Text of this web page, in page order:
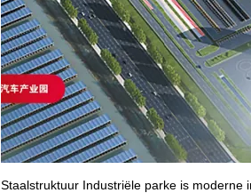
Staalstruktuur Industriële parke is moderne